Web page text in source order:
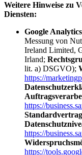
Weitere Hinweise zu
Diensten:
Google
Messung von
Ireland Limited,
Irland;
lit. a) DSGVO);
https://
https://
https://
https://